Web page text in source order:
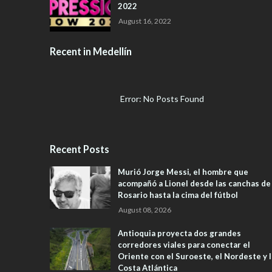
2022
August 16, 2022
Recent in Medellín
Error: No Posts Found
Recent Posts
Murió Jorge Messi, el hombre que
acompañó a Lionel desde las canchas de
Rosario hasta la cima del fútbol
August 08, 2026
Antioquia proyecta dos grandes
corredores viales para conectar el
Oriente con el Suroeste, el Nordeste y
Costa Atlántica